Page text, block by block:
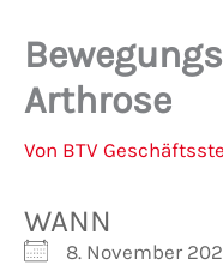
Arthrose
Von BTV
WANN
8. November